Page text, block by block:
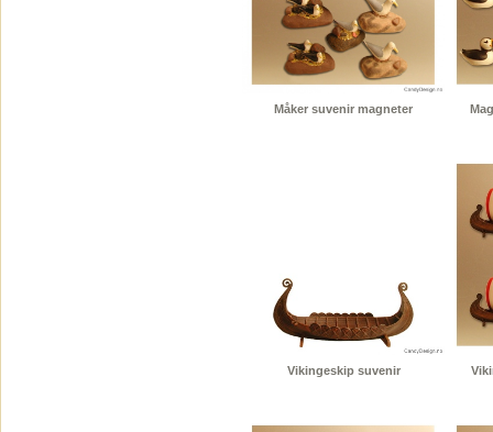
Måker suvenir magneter
Vikingeskip suvenir